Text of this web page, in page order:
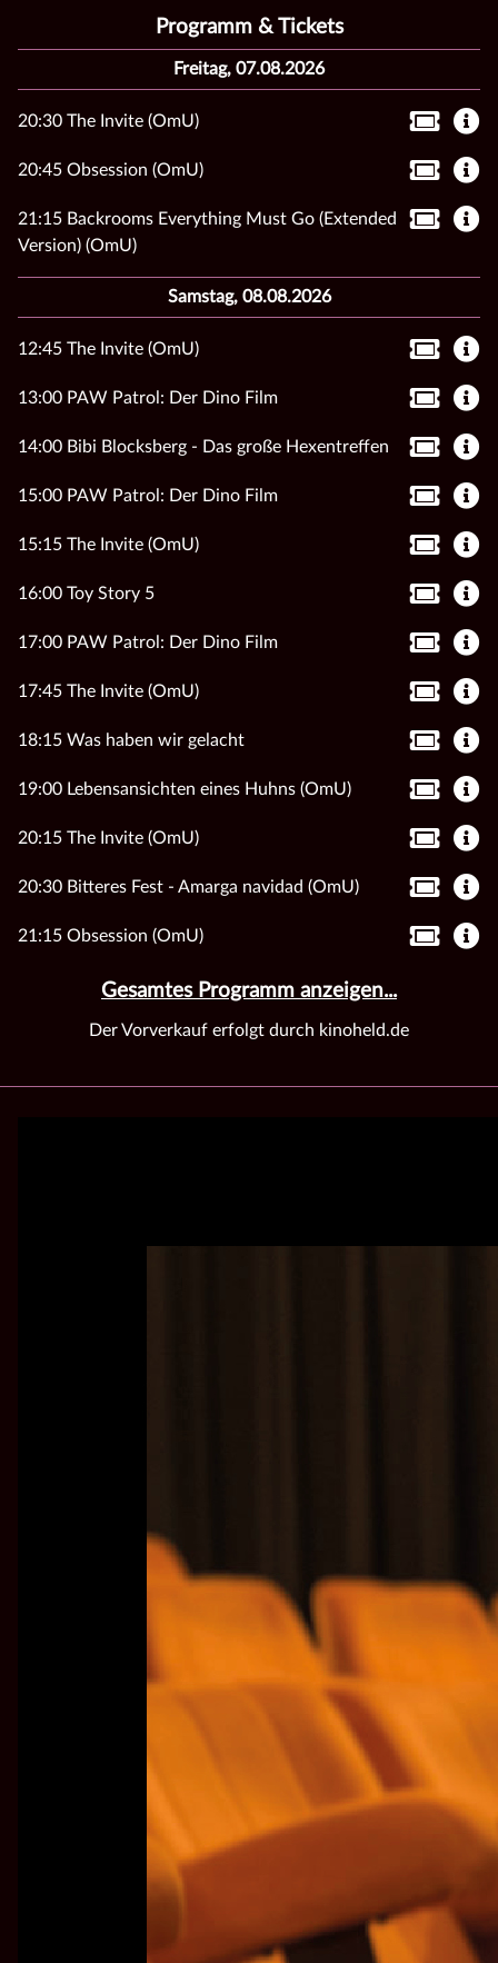
Programm & Tickets
Freitag, 07.08.2026
20:30 The Invite (OmU)
20:45 Obsession (OmU)
21:15 Backrooms Everything Must Go (Extended
Version) (OmU)
Samstag, 08.08.2026
12:45 The Invite (OmU)
13:00 PAW Patrol: Der Dino Film
14:00 Bibi Blocksberg - Das große Hexentreffen
15:00 PAW Patrol: Der Dino Film
15:15 The Invite (OmU)
16:00 Toy Story 5
17:00 PAW Patrol: Der Dino Film
17:45 The Invite (OmU)
18:15 Was haben wir gelacht
19:00 Lebensansichten eines Huhns (OmU)
20:15 The Invite (OmU)
20:30 Bitteres Fest - Amarga navidad (OmU)
21:15 Obsession (OmU)
Gesamtes Programm anzeigen...
Der Vorverkauf erfolgt durch kinoheld.de